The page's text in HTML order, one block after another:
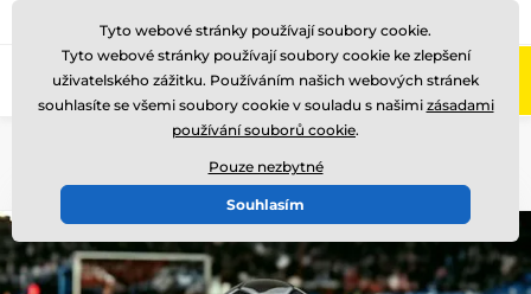
Zavolejte nám (Po-Pá 8-17)
Tyto webové stránky používají soubory cookie.
Tyto webové stránky používají soubory cookie ke zlepšení
uživatelského zážitku. Používáním našich webových stránek
souhlasíte se všemi soubory cookie v souladu s našimi zásadami
používání souborů cookie.
Pouze nezbytné
Souhlasím